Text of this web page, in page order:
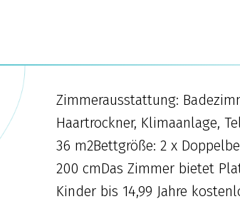
Zimmerausstattung:
Haartrockner, Klimaanlage,
36 m2Bettgröße: 2 x
200 cmDas Zimmer bietet
Kinder bis 14,99 Jahre